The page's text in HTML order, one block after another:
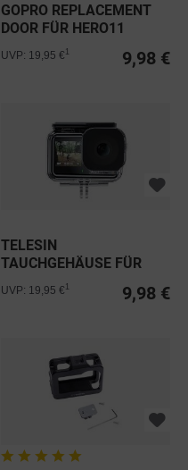
GOPRO REPLACEMENT
DOOR FÜR HERO11
BLACK MINI
9,98 €
UVP: 19,95 € 1
TELESIN
TAUCHGEHÄUSE FÜR
ACTION 3 & 4
9,98 €
UVP: 19,95 € 1